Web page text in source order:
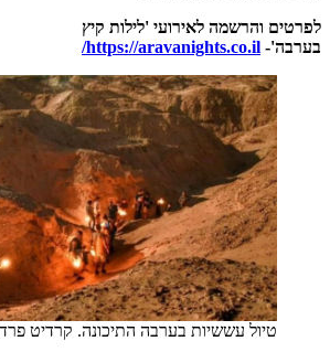
והרשמה לאירועי 'לילות קיץ
https://aravanights.co.il/
טיול עששיות בערבה התיכונה. קרדיט פרדי נפתלי